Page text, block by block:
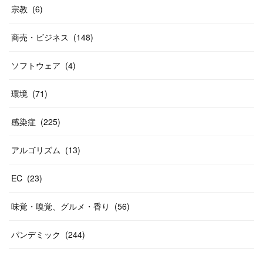
宗教 (6)
商売・ビジネス (148)
ソフトウェア (4)
環境 (71)
感染症 (225)
アルゴリズム (13)
EC (23)
味覚・嗅覚、グルメ・香り (56)
パンデミック (244)